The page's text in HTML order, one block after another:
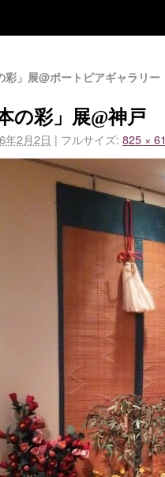
」展@ポートピアギャラリー
の彩」展@神戸
年2月2日 | フルサイズ: 825 ×